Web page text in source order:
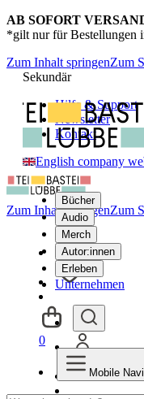
AB SOFORT
*gilt nur für Bestellungen
Zum Inhalt springenZum
Sekundär
Hilfe & Support
Newsletter
Kontakt
English company
Bücher
Audio
Merch
Autor:innen
Erleben
Unternehmen
Zum Inhalt springenZum
0
Mobile